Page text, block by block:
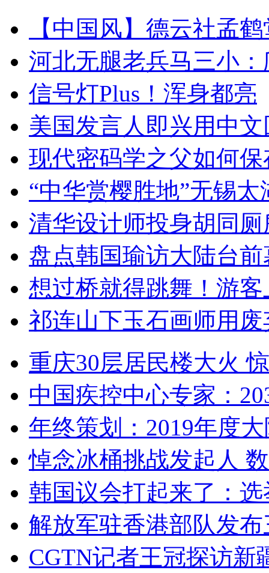
【中国风】德云社孟
河北无腿老兵马三小
信号灯Plus！浑身都亮
美国发言人即兴用中
现代密码学之父如何
“中华赏樱胜地”无锡
清华设计师投身胡同
盘点韩国瑜访大陆台
想过桥就得跳舞！游客
祁连山下玉石画师用
重庆30层居民楼大火
中国疾控中心专家：
年终策划：2019年度
悼念冰桶挑战发起人
韩国议会打起来了：
解放军驻香港部队发
CGTN记者王冠探访新